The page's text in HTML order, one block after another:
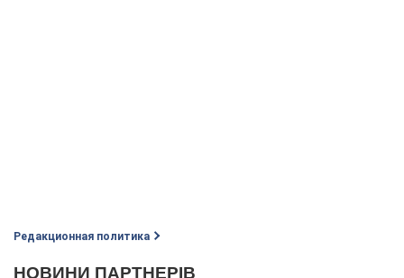
Редакционная политика